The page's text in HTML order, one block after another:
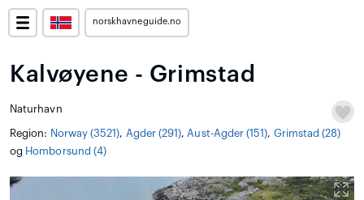
norskhavneguide.no
Kalvøyene - Grimstad
Naturhavn
Region: Norway (3521), Agder (291), Aust-Agder (151), Grimstad (28)
og Homborsund (4)